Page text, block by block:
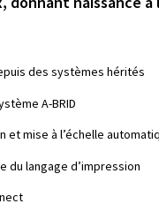
des systèmes hérités
A-BRID
et mise à l’échelle
du langage d’impression